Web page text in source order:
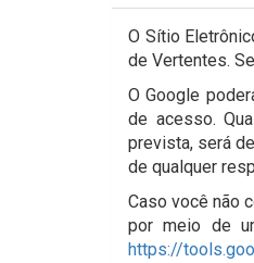
O Sítio
de Vertentes.
O Google
de acesso.
prevista, será
de qualquer
Caso você não
por meio de
https://